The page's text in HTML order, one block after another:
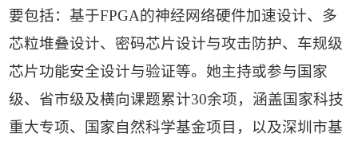
要包括：基于FPGA的神经网络硬件加速设计、多
芯粒堆叠设计、密码芯片设计与攻击防护、车规级
芯片功能安全设计与验证等。她主持或参与国家
级、省市级及横向课题累计30余项，涵盖国家科技
重大专项、国家自然科学基金项目，以及深圳市基